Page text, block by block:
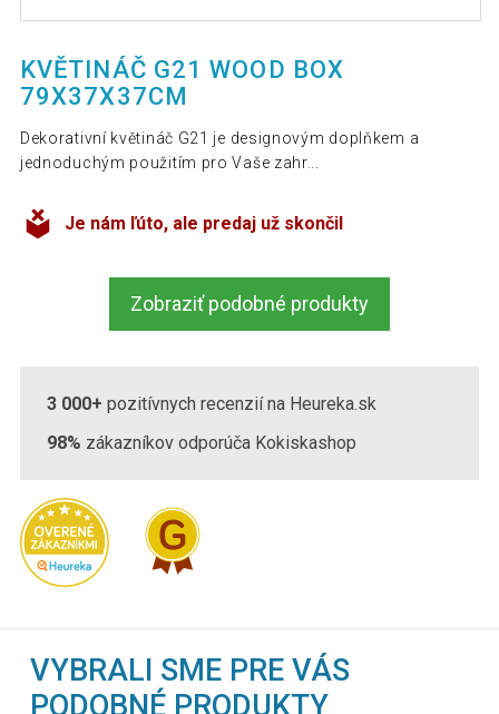
KVĚTINÁČ G21 WOOD BOX
79X37X37CM
Dekorativní květináč G21 je designovým doplňkem a
jednoduchým použitím pro Vaše zahr...
Je nám ľúto, ale predaj už skončil
Zobraziť podobné produkty
3 000+ pozitívnych recenzií na Heureka.sk
98% zákazníkov odporúča Kokiskashop
VYBRALI SME PRE VÁS
PODOBNÉ PRODUKTY